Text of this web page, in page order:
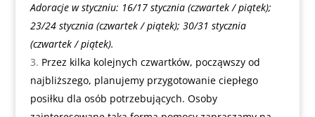
Adoracje w styczniu: 16/17 stycznia (czwartek / piątek);
23/24 stycznia (czwartek / piątek); 30/31 stycznia
(czwartek / piątek).
Przez kilka kolejnych czwartków, począwszy od
najbliższego, planujemy przygotowanie ciepłego
posiłku dla osób potrzebujących. Osoby